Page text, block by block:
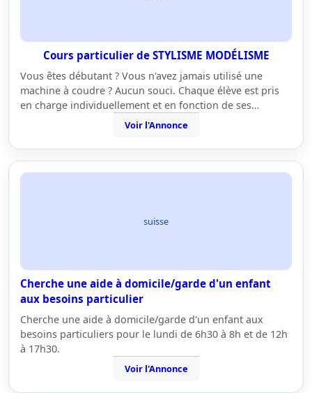
Cours particulier de STYLISME MODÉLISME
Vous êtes débutant ? Vous n'avez jamais utilisé une
machine à coudre ? Aucun souci. Chaque élève est pris
en charge individuellement et en fonction de ses…
Voir l'Annonce
suisse
Cherche une aide à domicile/garde d'un enfant
aux besoins particulier
Cherche une aide à domicile/garde d'un enfant aux
besoins particuliers pour le lundi de 6h30 à 8h et de 12h
à 17h30.
Voir l'Annonce